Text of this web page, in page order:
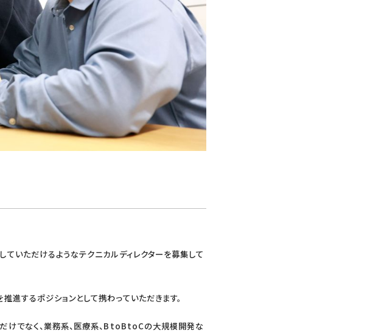
いただけるようなテクニカルディレクターを募集して
するポジションとして携わっていただきます。
けでなく、業務系、医療系、BtoBtoCの大規模開発な